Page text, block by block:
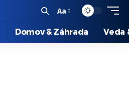
Aa
Domov & Záhrada Veda